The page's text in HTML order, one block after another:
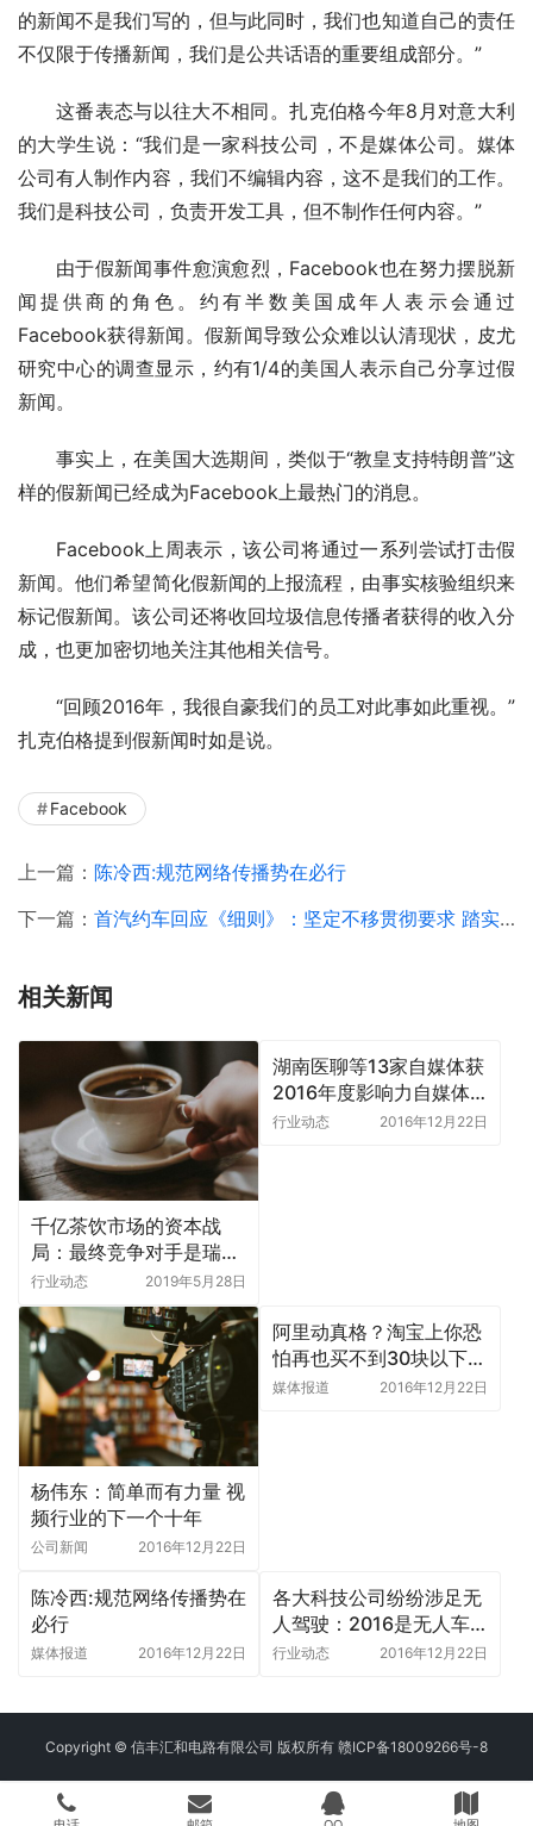
的新闻不是我们写的，但与此同时，我们也知道自己的责任
不仅限于传播新闻，我们是公共话语的重要组成部分。”
这番表态与以往大不相同。扎克伯格今年8月对意大利
的大学生说：“我们是一家科技公司，不是媒体公司。媒体
公司有人制作内容，我们不编辑内容，这不是我们的工作。
我们是科技公司，负责开发工具，但不制作任何内容。”
由于假新闻事件愈演愈烈，Facebook也在努力摆脱新
闻提供商的角色。约有半数美国成年人表示会通过
Facebook获得新闻。假新闻导致公众难以认清现状，皮尤
研究中心的调查显示，约有1/4的美国人表示自己分享过假
新闻。
事实上，在美国大选期间，类似于“教皇支持特朗普”这
样的假新闻已经成为Facebook上最热门的消息。
Facebook上周表示，该公司将通过一系列尝试打击假
新闻。他们希望简化假新闻的上报流程，由事实核验组织来
标记假新闻。该公司还将收回垃圾信息传播者获得的收入分
成，也更加密切地关注其他相关信号。
“回顾2016年，我很自豪我们的员工对此事如此重视。”
扎克伯格提到假新闻时如是说。
Facebook
上一篇： 陈冷西:规范网络传播势在必行
下一篇： 首汽约车回应《细则》：坚定不移贯彻要求 踏实服务
相关新闻
千亿茶饮市场的资本战
局：最终竞争对手是瑞
幸？
行业动态 2019年5月28日
湖南医聊等13家自媒体获
2016年度影响力自媒体
奖
行业动态 2016年12月22日
杨伟东：简单而有力量 视
频行业的下一个十年
公司新闻 2016年12月22日
阿里动真格？淘宝上你恐
怕再也买不到30块以下的
数据线
媒体报道 2016年12月22日
陈冷西:规范网络传播势在
必行
媒体报道 2016年12月22日
各大科技公司纷纷涉足无
人驾驶：2016是无人车
转折年
行业动态 2016年12月22日
Copyright © 信丰汇和电路有限公司 版权所有 赣ICP备18009266号-8